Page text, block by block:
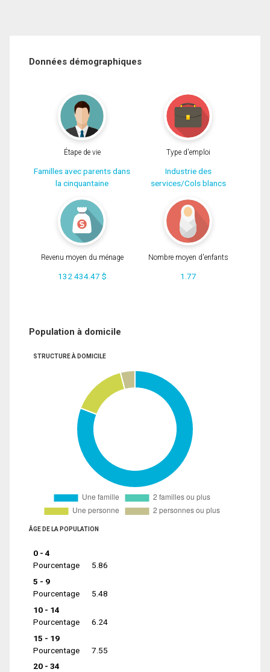
Données démographiques
Étape de vie
Familles avec parents dans
la cinquantaine
Type d'emploi
Industrie des
services/Cols blancs
Revenu moyen du ménage
132 434.47 $
Nombre moyen d'enfants
1.77
Population à domicile
STRUCTURE À DOMICILE
ÂGE DE LA POPULATION
0 - 4
Pourcentage
5.86
5 - 9
Pourcentage
5.48
10 - 14
Pourcentage
6.24
15 - 19
Pourcentage
7.55
20 - 34